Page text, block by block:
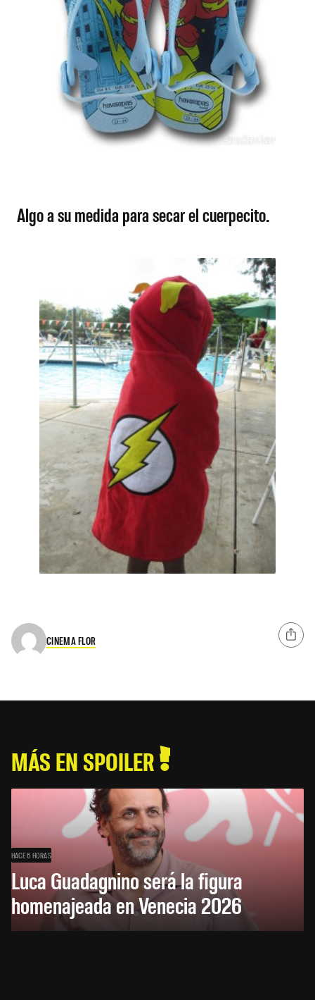
Algo a su medida para secar el cuerpecito.
CINEMA FLOR
MÁS EN SPOILER
HACE 6 HORAS
Luca Guadagnino será la figura
homenajeada en Venecia 2026